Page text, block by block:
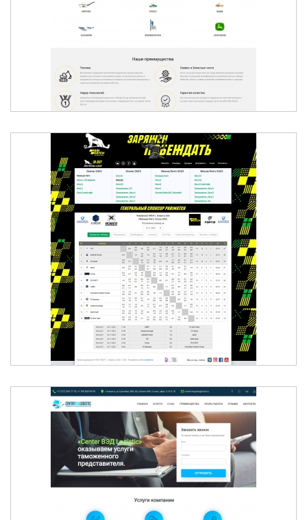
ДОРОЖНО-СТРОИТЕЛЬНАЯ ТЕХНИКА В
КАЗАХСТАНЕ - ELCONTECH WIRTGEN
QAZAQSTAN
МИНИ-ФУТБОЛЬНАЯ ЛИГА Г. АЛМАТЫ